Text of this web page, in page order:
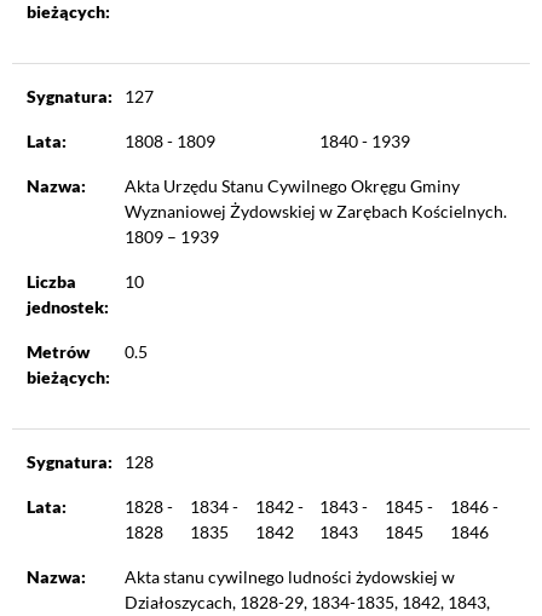
bieżących:
Sygnatura: 127
Lata: 1808 - 1809 1840 - 1939
Nazwa:
Akta Urzędu Stanu Cywilnego Okręgu Gminy
Wyznaniowej Żydowskiej w Zarębach Kościelnych.
1809 – 1939
Liczba
jednostek:
10
Metrów
bieżących:
0.5
Sygnatura: 128
Lata:
1828 -
1828
1834 -
1835
1842 -
1842
1843 -
1843
1845 -
1845
1846 -
1846
Nazwa:
Akta stanu cywilnego ludności żydowskiej w
Działoszycach, 1828-29, 1834-1835, 1842, 1843,